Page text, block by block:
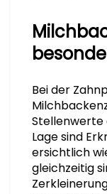
Bei der
Stellenwerte
Lage sind
ersichtlich
gleichzeitig